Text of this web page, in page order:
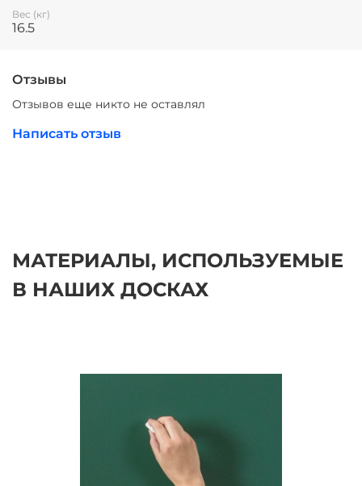
Вес (кг)
16.5
Отзывы
Отзывов еще никто не оставлял
Написать отзыв
МАТЕРИАЛЫ, ИСПОЛЬЗУЕМЫЕ
В НАШИХ ДОСКАХ